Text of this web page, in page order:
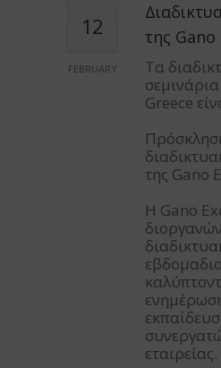
12
FEBRUARY
της Gano
Τα
Greece
της Gano
Η Gano
εταιρείας.